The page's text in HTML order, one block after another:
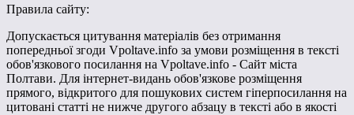
Правила сайту:
Допускається цитування матеріалів без отримання
попередньої згоди Vpoltave.info за умови розміщення в тексті
обов'язкового посилання на Vpoltave.info - Сайт міста
Полтави. Для інтернет-видань обов'язкове розміщення
прямого, відкритого для пошукових систем гіперпосилання на
цитовані статті не нижче другого абзацу в тексті або в якості